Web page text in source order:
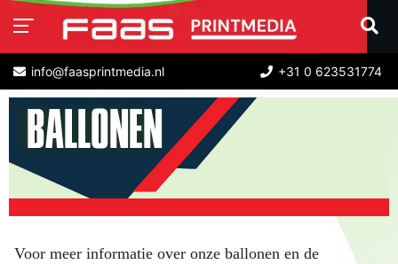
info@faasprintmedia.nl +31 0 623531774
BALLONEN
Voor meer informatie over onze ballonen en de